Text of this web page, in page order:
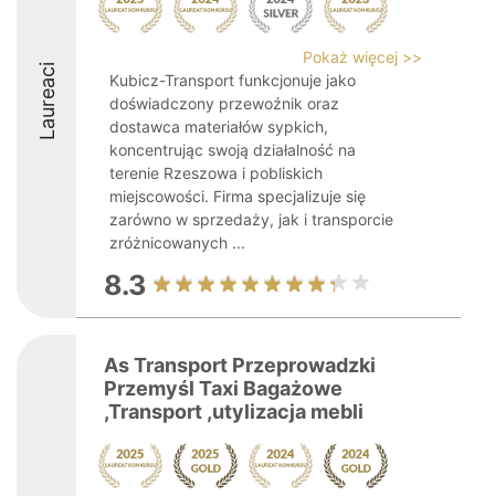
Laureaci
Pokaż więcej >>
Kubicz-Transport funkcjonuje jako
doświadczony przewoźnik oraz
dostawca materiałów sypkich,
koncentrując swoją działalność na
terenie Rzeszowa i pobliskich
miejscowości. Firma specjalizuje się
zarówno w sprzedaży, jak i transporcie
zróżnicowanych ...
8.3
As Transport Przeprowadzki
Przemyśl Taxi Bagażowe
,Transport ,utylizacja mebli